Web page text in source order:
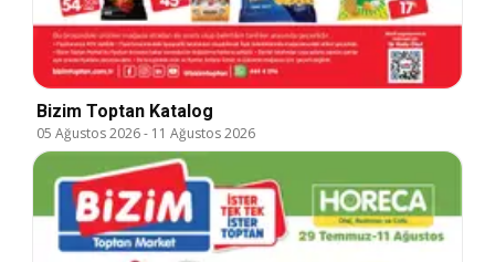
Bizim Toptan Katalog
05 Ağustos 2026- 11 Ağustos 2026